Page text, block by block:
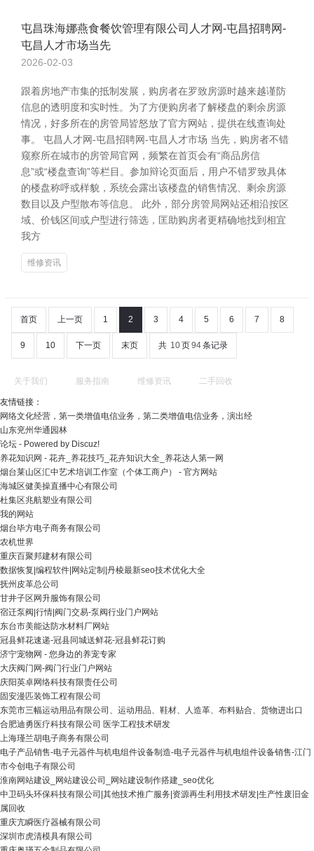
屯昌珠海娜燕食餐饮管理有限公司人才网-屯昌招聘网-
屯昌人才市场当先
2026-02-03
跟着房地产市集的抵制发展，购房者在罗致房源时越来越谨防
信息的透明度和实时性。为了方便购房者了解楼盘的剩余房源
情况，好多所在的房管局皆怒放了官方网站，提供在线查询处
事。 屯昌人才网-屯昌招聘网-屯昌人才市场 当先，购房者不错
窥察所在城市的房管局官网，频繁在首页会有“商品房信
息”或“楼盘查询”等栏目。参加辩论页面后，用户不错罗致具体
的楼盘称呼或样貌，系统会露出该楼盘的销售情况、剩余房源
数目以及户型散布等信息。 此外，部分房管局网站还相沿按区
域、价钱区间或户型进行筛选，匡助购房者更精确地找到相宜
我方
维修资讯
首页 上一页 1 2 3 4 5 6 7 8
9 10 下一页 末页 共 10页94条记录
关于我们 服务指南 维修资讯 二手回收
友情链接：
网络文化经营，第一类增值电信业务，第二类增值电信业务，演出经
山东兖州华通园林
论坛 - Powered by Discuz!
养花知识网 - 花卉_养花技巧_花卉知识大全_养花达人第一网
烟台莱山区汇中艺术培训工作室（个体工商户） - 官方网站
海城区健美操直播中心有限公司
杜集区兆航塑业有限公司
我的网站
烟台毕方电子商务有限公司
农机世界
重庆百聚邦建材有限公司
数据恢复|编程软件|网站定制|丹棱最新seo技术优化大全
抚州皮革总公司
甘井子区网升服饰有限公司
宿迁泵阀|行情|阀门交易-泵阀行业门户网站
东台市美能达防水材料厂网站
冠县鲜花速递-冠县同城送鲜花-冠县鲜花订购
济宁宠物网 - 您身边的养宠专家
大庆阀门网-阀门行业门户网站
庆阳英卓网络科技有限责任公司
固安漫匹装饰工程有限公司
东莞市三幅运动用品有限公司、运动用品、鞋材、人造革、布料贴合、货物进出口
合肥迪勇医疗科技有限公司 医学工程技术研发
上海瑾兰胡电子商务有限公司
电子产品销售-电子元器件与机电组件设备制造-电子元器件与机电组件设备销售-江门
市今创电子有限公司
淮南网站建设_网站建设公司_网站建设制作搭建_seo优化
中卫码头环保科技有限公司|其他技术推广服务|资源再生利用技术研发|生产性废旧金
属回收
重庆亢瞬医疗器械有限公司
深圳市虎清模具有限公司